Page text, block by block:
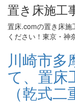
置き床施工
置床.comの置き床施
ください！東京・神
川崎市多
て、置床
（乾式